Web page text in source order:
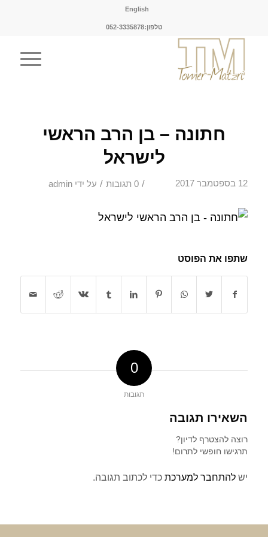
English
טלפון:052-3335878
חתונה – בן הרב הראשי
לישראל
12 בספטמבר 2017 / 0 תגובות / על ידיadmin
שתפו את הפוסט
0
תגובות
השאירו תגובה
רוצה להצטרף לדיון?
תרגישו חופשי לתרום!
יש להתחבר למערכתכדי לכתוב תגובה.